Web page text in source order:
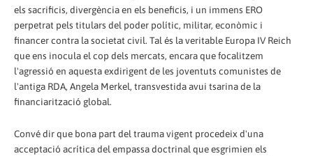
els sacrificis, divergència en els beneficis, i un immens ERO
perpetrat pels titulars del poder polític, militar, econòmic i
financer contra la societat civil. Tal és la veritable Europa IV Reich
que ens inocula el cop dels mercats, encara que focalitzem
l'agressió en aquesta exdirigent de les joventuts comunistes de
l'antiga RDA, Angela Merkel, transvestida avui tsarina de la
financiarització global.
Convé dir que bona part del trauma vigent procedeix d'una
acceptació acrítica del empassa doctrinal que esgrimien els